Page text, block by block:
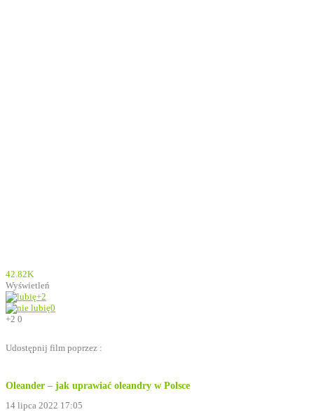
42.82K
Wyświetleń
+2
0
+2 0
Udostępnij film poprzez :
Oleander – jak uprawiać oleandry w Polsce
14 lipca 2022 17:05